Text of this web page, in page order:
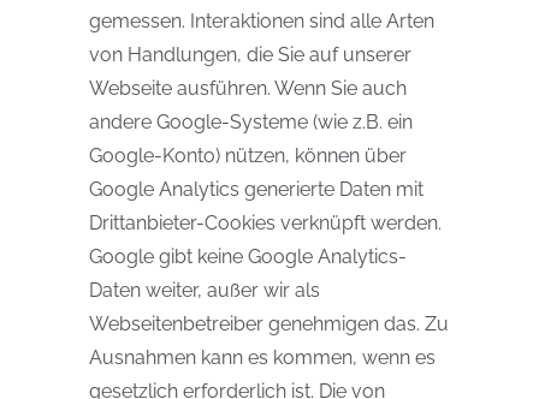
gemessen. Interaktionen sind alle Arten
von Handlungen, die Sie auf unserer
Webseite ausführen. Wenn Sie auch
andere Google-Systeme (wie z.B. ein
Google-Konto) nützen, können über
Google Analytics generierte Daten mit
Drittanbieter-Cookies verknüpft werden.
Google gibt keine Google Analytics-
Daten weiter, außer wir als
Webseitenbetreiber genehmigen das. Zu
Ausnahmen kann es kommen, wenn es
gesetzlich erforderlich ist. Die von